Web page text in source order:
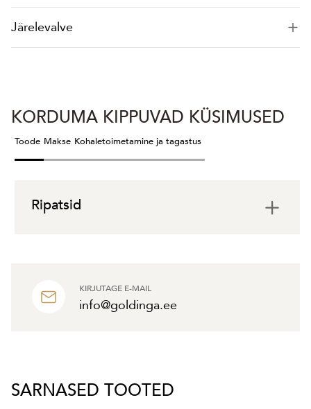
Järelevalve
KIRJUTAGE E-MAIL
info@goldinga.ee
KORDUMA KIPPUVAD KÜSIMUSED
Toode Makse Kohaletoimetamine ja tagastus
Ripatsid
SARNASED TOOTED